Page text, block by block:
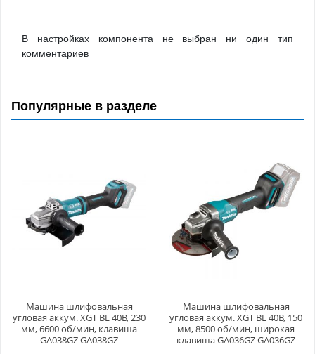
В настройках компонента не выбран ни один тип
комментариев
Популярные в разделе
Машина шлифовальная
угловая аккум. XGT BL 40В, 230
мм, 6600 об/мин, клавиша
GA038GZ GA038GZ
Машина шлифовальная
угловая аккум. XGT BL 40В, 150
мм, 8500 об/мин, широкая
клавиша GA036GZ GA036GZ